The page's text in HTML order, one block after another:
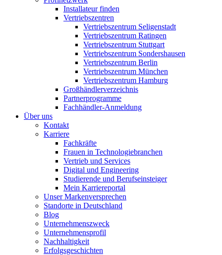
Installateur finden
Vertriebszentren
Vertriebszentrum Seligenstadt
Vertriebszentrum Ratingen
Vertriebszentrum Stuttgart
Vertriebszentrum Sondershausen
Vertriebszentrum Berlin
Vertriebszentrum München
Vertriebszentrum Hamburg
Großhändlerverzeichnis
Partnerprogramme
Fachhändler-Anmeldung
Über uns
Kontakt
Karriere
Fachkräfte
Frauen in Technologiebranchen
Vertrieb und Services
Digital und Engineering
Studierende und Berufseinsteiger
Mein Karriereportal
Unser Markenversprechen
Standorte in Deutschland
Blog
Unternehmenszweck
Unternehmensprofil
Nachhaltigkeit
Erfolgsgeschichten